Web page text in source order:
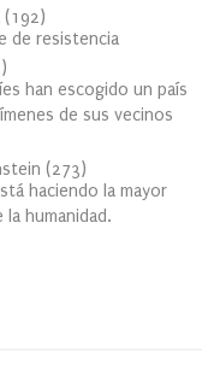
(192)
de resistencia
)
han escogido un país
de sus vecinos
(273)
haciendo la mayor
humanidad.